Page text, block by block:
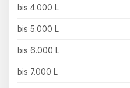
bis 4.000 L
bis 5.000 L
bis 6.000 L
bis 7.000 L